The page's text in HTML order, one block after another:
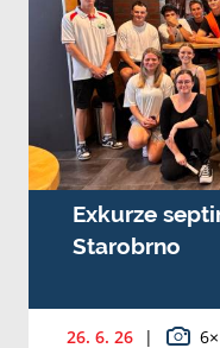
Exkurze
Starobrno
26. 6. 26 | 6×